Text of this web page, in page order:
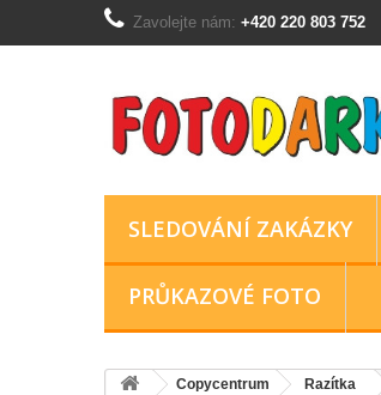
Zavolejte nám: +420 220 803 752
SLEDOVÁNÍ ZAKÁZKY
PRŮKAZOVÉ FOTO
Copycentrum Razítka